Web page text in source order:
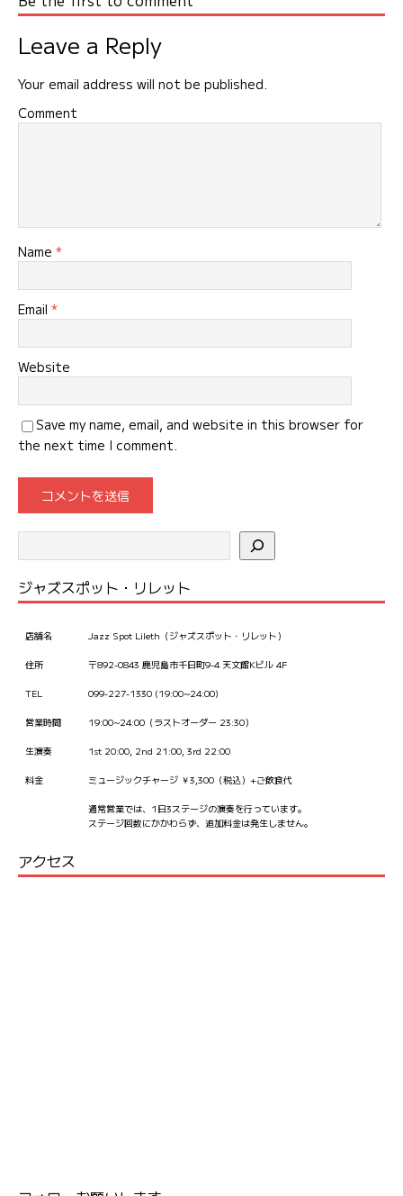
ビ
ゲ
ー
シ
ョ
ン
Leave a Reply
Your email address will not be published.
Comment
Name *
Email *
Website
Save my name, email, and website in this browser for
the next time I comment.
ジャズスポット・リレット
店舗名 Jazz Spot Lileth（ジャズスポット・リレット）
住所 〒892-0843 鹿児島市千日町9-4 天文館Kビル 4F
TEL 099-227-1330 (19:00~24:00)
営業時間 19:00~24:00（ラストオーダー 23:30）
生演奏 1st 20:00, 2nd 21:00, 3rd 22:00
料金 ミュージックチャージ ￥3,300（税込）+ご飲食代
通常営業では、1日3ステージの演奏を行っています。
ステージ回数にかかわらず、追加料金は発生しません。
アクセス